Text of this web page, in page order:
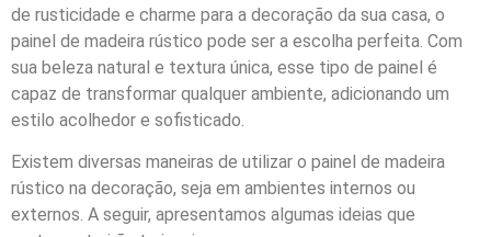
de rusticidade e charme para a decoração da sua casa, o
painel de madeira rústico pode ser a escolha perfeita. Com
sua beleza natural e textura única, esse tipo de painel é
capaz de transformar qualquer ambiente, adicionando um
estilo acolhedor e sofisticado.
Existem diversas maneiras de utilizar o painel de madeira
rústico na decoração, seja em ambientes internos ou
externos. A seguir, apresentamos algumas ideias que